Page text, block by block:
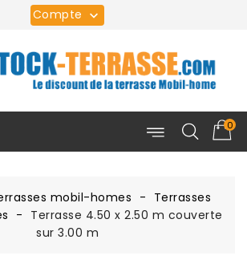
Compte 
0
mobil-homes
Terrasses
Terrasse 4.50 x 2.50 m couverte
sur 3.00 m